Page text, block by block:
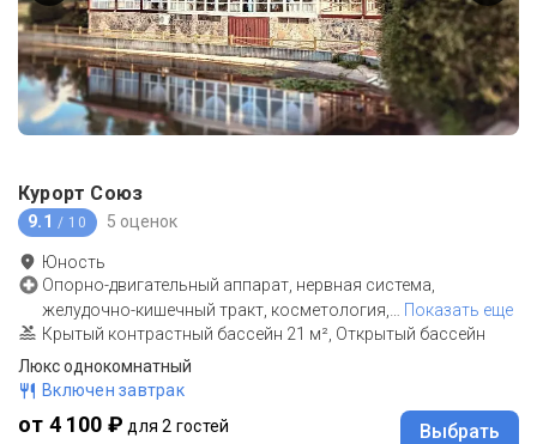
Курорт Союз
9.1 / 10 5 оценок
Юность
Опорно-двигательный аппарат, нервная система,
желудочно-кишечный тракт, косметология,
Показать еще
Крытый контрастный бассейн 21 м², Открытый бассейн
Люкс однокомнатный
Включен завтрак
от 4 100 ₽ для 2 гостей Выбрать